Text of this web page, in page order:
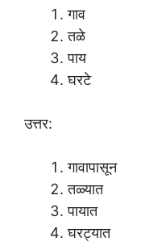
गाव
तळे
पाय
घरटे
उत्तर:
गावापासून
तळ्यात
पायात
घरट्यात